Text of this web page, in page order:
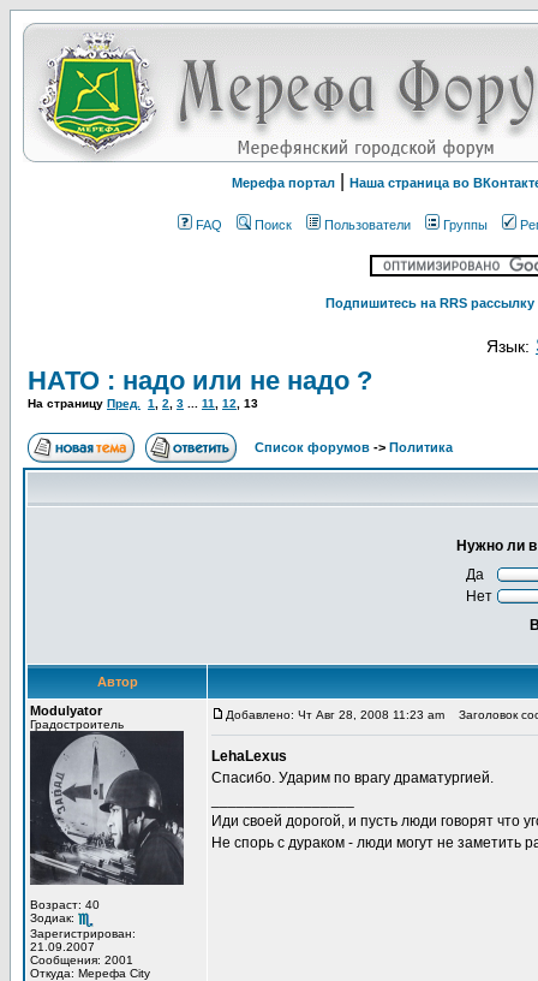
Мерефа портал Наша страница во
FAQ Поиск Пользователи Группы
Подпишитесь на RRS
Язык:
НАТО : надо или не надо ?
На страницу Пред. 1 2 3 11 12 13
Список форумов -> Политика
Нужно ли
Да
Нет
Автор
Modulyator
Градостроитель
Возраст: 40
Зодиак:
Зарегистрирован:
21.09.2007
Сообщения: 2001
Откуда: Мерефа City
Добавлено: Чт Авг 28, 2008 11:23 am Заголовок
LehaLexus
Спасибо. Ударим по врагу драматургией.
Иди своей дорогой, и пусть люди говорят что
Не спорь с дураком - люди могут не